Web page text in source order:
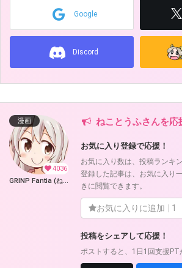
Google
Discord
4036
漫画
GRINP Fantia (ねことうふ)
ねことうふさんを応
お気に入り登録で応援！
お気に入り数は、投稿ランキ
登録した記事は、お気に入り
きに閲覧できます。
お気に入りに追加 1
投稿をシェアして応援！
ポストすると、1日1回支援PT